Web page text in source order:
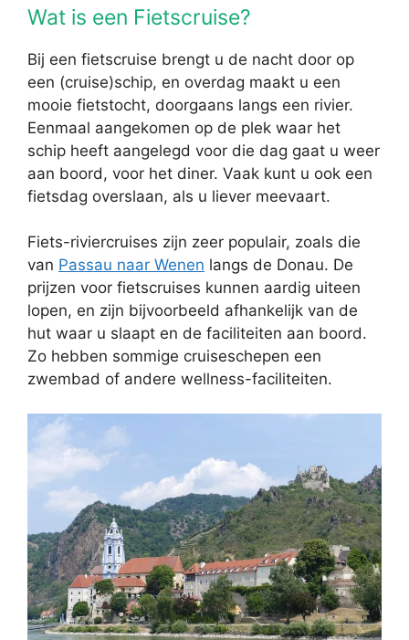
Wat is een Fietscruise?
Bij een fietscruise brengt u de nacht door op
een (cruise)schip, en overdag maakt u een
mooie fietstocht, doorgaans langs een rivier.
Eenmaal aangekomen op de plek waar het
schip heeft aangelegd voor die dag gaat u weer
aan boord, voor het diner. Vaak kunt u ook een
fietsdag overslaan, als u liever meevaart.
Fiets-riviercruises zijn zeer populair, zoals die
van Passau naar Wenen langs de Donau. De
prijzen voor fietscruises kunnen aardig uiteen
lopen, en zijn bijvoorbeeld afhankelijk van de
hut waar u slaapt en de faciliteiten aan boord.
Zo hebben sommige cruiseschepen een
zwembad of andere wellness-faciliteiten.